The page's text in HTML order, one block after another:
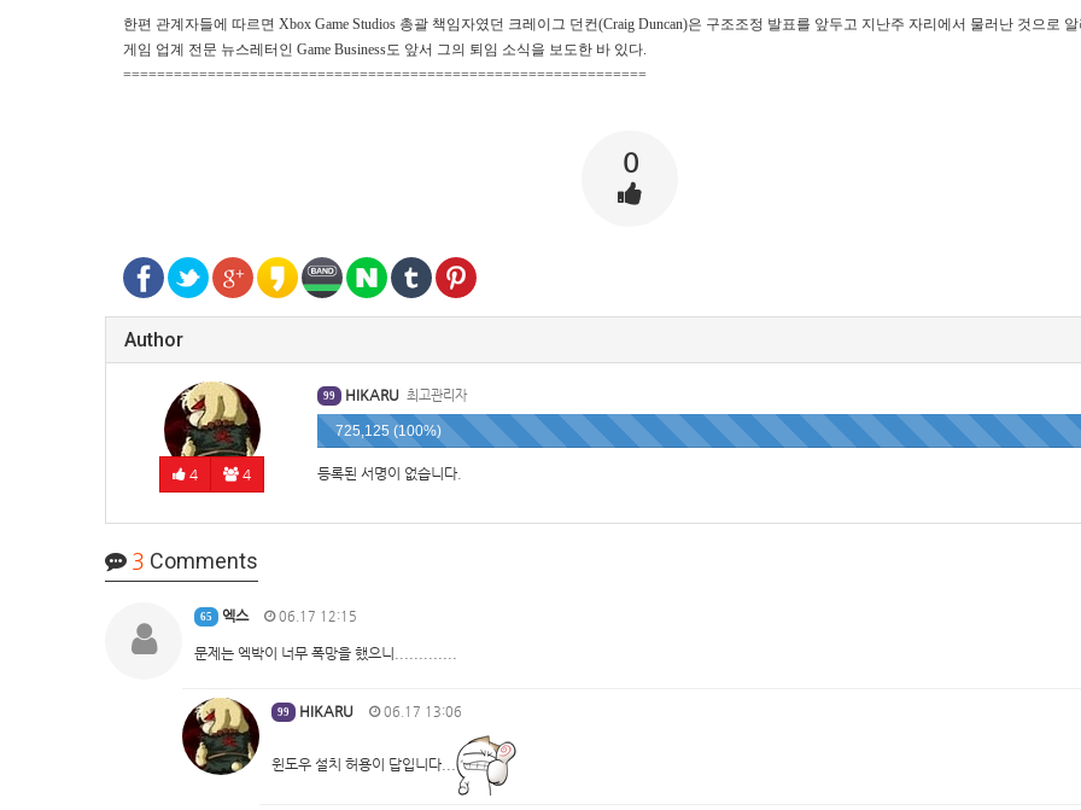
한편 관계자들에 따르면 Xbox Game Studios 총괄 책임자였던 크레이그 던컨(Craig Duncan)은 구조조정 발표를 앞두고 지난주 자리에서 물러난 것으로
게임 업계 전문 뉴스레터인 Game Business도 앞서 그의 퇴임 소식을 보도한 바 있다.
==============================================================
0
Author
4 4
99 HIKARU 최고관리자
725,125 (100%)
등록된 서명이 없습니다.
3 Comments
65 엑스 06.17 12:15
문제는 엑박이 너무 폭망을 했으니.............
99 HIKARU 06.17 13:06
윈도우 설치 허용이 답입니다...